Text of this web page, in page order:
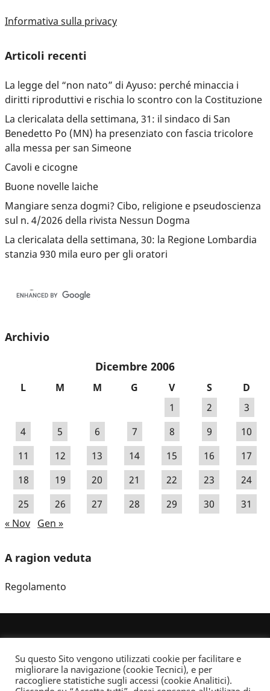
Informativa sulla privacy
Articoli recenti
La legge del “non nato” di Ayuso: perché minaccia i
diritti riproduttivi e rischia lo scontro con la Costituzione
La clericalata della settimana, 31: il sindaco di San
Benedetto Po (MN) ha presenziato con fascia tricolore
alla messa per san Simeone
Cavoli e cicogne
Buone novelle laiche
Mangiare senza dogmi? Cibo, religione e pseudoscienza
sul n. 4/2026 della rivista Nessun Dogma
La clericalata della settimana, 30: la Regione Lombardia
stanzia 930 mila euro per gli oratori
Archivio
Dicembre 2006
L M M G V S
D
1
2
3
4
5 6 7 8 9
10
11
12 13 14 15 16
17
18
19 20 21 22 23
24
25
26 27 28 29 30
31
« Nov Gen »
A ragion veduta
Regolamento
Su questo Sito vengono utilizzati cookie per facilitare e
migliorare la navigazione (cookie Tecnici), e per
raccogliere statistiche sugli accessi (cookie Analitici).